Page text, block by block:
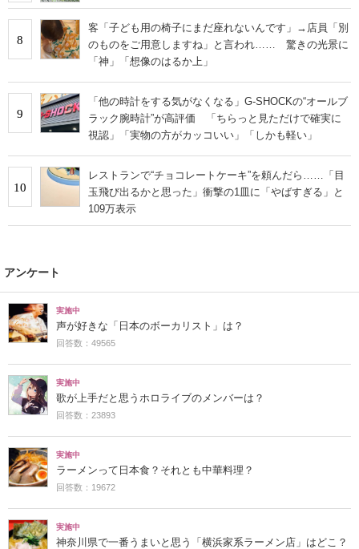
8
客「子ども用の椅子にまだ座れないんです」→店員「別
のものをご用意しますね」と言われ…… 驚きの光景に
「神」「想像のはるか上」
9
「他の時計をする気がなくなる」G-SHOCKの“オールブ
ラック腕時計”が高評価 「ちらっと見ただけで確実に
視認」「実物の方がカッコいい」「しかも軽い」
10
レストランで“チョコレートケーキ”を頼んだら……「目
玉飛び出るかと思った」衝撃の1皿に「やばすぎる」と
109万表示
アンケート
実施中
声が好きな「日本のボーカリスト」は？
回答数：49565
実施中
歌が上手だと思うホロライブのメンバーは？
回答数：23893
実施中
ラーメンって日本食？それとも中華料理？
回答数：19672
実施中
神奈川県で一番うまいと思う「横浜家系ラーメン店」はどこ？